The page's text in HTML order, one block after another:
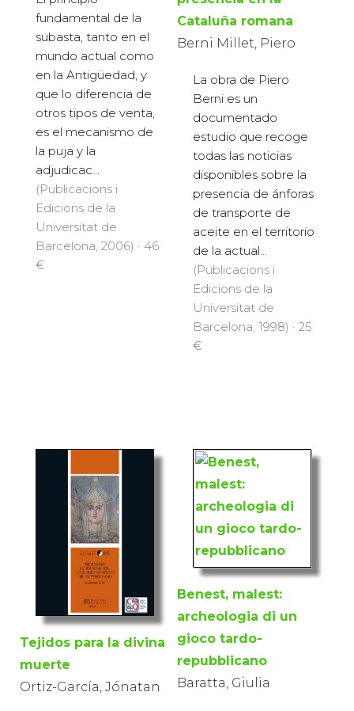
fundamental de la
subasta, tanto en el
mundo actual como
en la Antigüedad, y
que lo diferencia de
otros tipos de venta,
es el mecanismo de
la puja y la
adjudicac...
(Publicacions i
Edicions de la
Universitat de
Barcelona, 2006) · 46
€
Cataluña romana
Berni Millet, Piero
La obra de Piero
Berni es un
documentado
estudio que recoge
todas las noticias
disponibles sobre la
presencia de ánforas
de transporte de
aceite en el territorio
de la actual...
(Publicacions i
Edicions de la
Universitat de
Barcelona, 1998) · 25
€
Tejidos para la divina
muerte
Ortiz-García, Jónatan
Benest, malest:
archeologia di un
gioco tardo-
repubblicano
Baratta, Giulia